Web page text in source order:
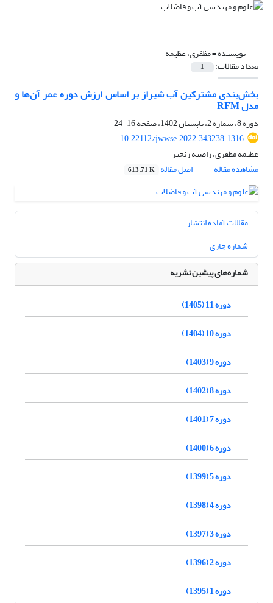
نویسنده =مظفری، عظیمه
تعداد مقالات: 1
بخش‌بندی مشترکین آب شیراز بر اساس ارزش دوره عمر آن‌ها و
مدل RFM
دوره 8، شماره 2، تابستان 1402، صفحه
16-24
10.22112/jwwse.2022.343238.1316
عظیمه مظفری، راضیه رنجبر
مشاهده مقاله
اصل مقاله 613.71 K
مقالات آماده انتشار
شماره جاری
شماره‌های پیشین نشریه
دوره 11 (1405)
دوره 10 (1404)
دوره 9 (1403)
دوره 8 (1402)
دوره 7 (1401)
دوره 6 (1400)
دوره 5 (1399)
دوره 4 (1398)
دوره 3 (1397)
دوره 2 (1396)
دوره 1 (1395)